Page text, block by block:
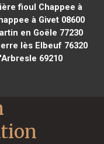
fioul Chappee à
à Givet 08600
en Goële 77230
lès Elbeuf 76320
69210